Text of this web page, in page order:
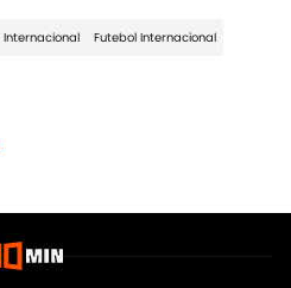
Internacional Futebol Internacional